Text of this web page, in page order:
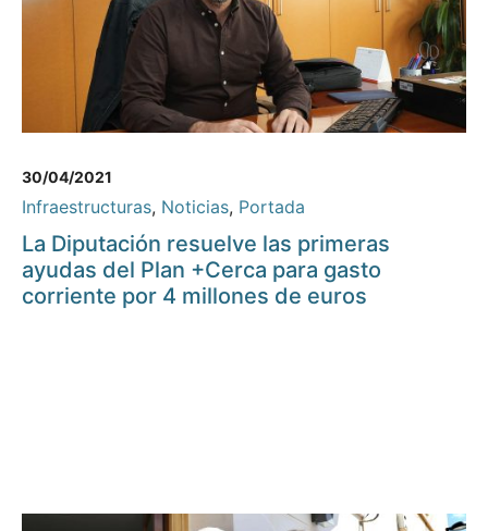
30/04/2021
Infraestructuras, Noticias, Portada
La Diputación resuelve las primeras
ayudas del Plan +Cerca para gasto
corriente por 4 millones de euros